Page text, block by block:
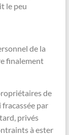
le peu
de la
finalement
de
fracassée par
privés
à ester